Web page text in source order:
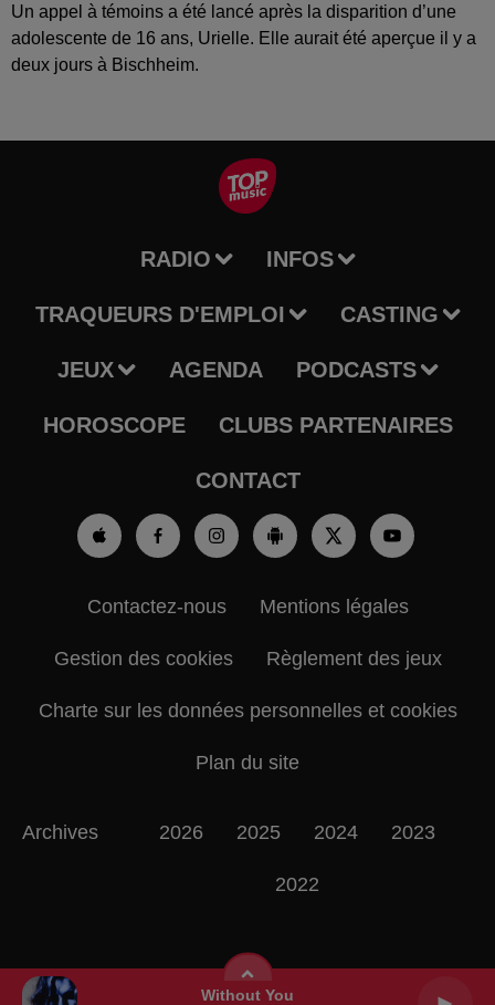
Without You
Un appel à témoins a été lancé après la disparition d’une
adolescente de 16 ans, Urielle. Elle aurait été aperçue il y a
deux jours à Bischheim.
RADIO INFOS
TRAQUEURS D'EMPLOI CASTING
JEUX AGENDA PODCASTS
HOROSCOPE CLUBS PARTENAIRES
CONTACT
Contactez-nous Mentions légales
Gestion des cookies Règlement des jeux
Charte sur les données personnelles et cookies
Plan du site
Archives 2026 2025 2024 2023
2022